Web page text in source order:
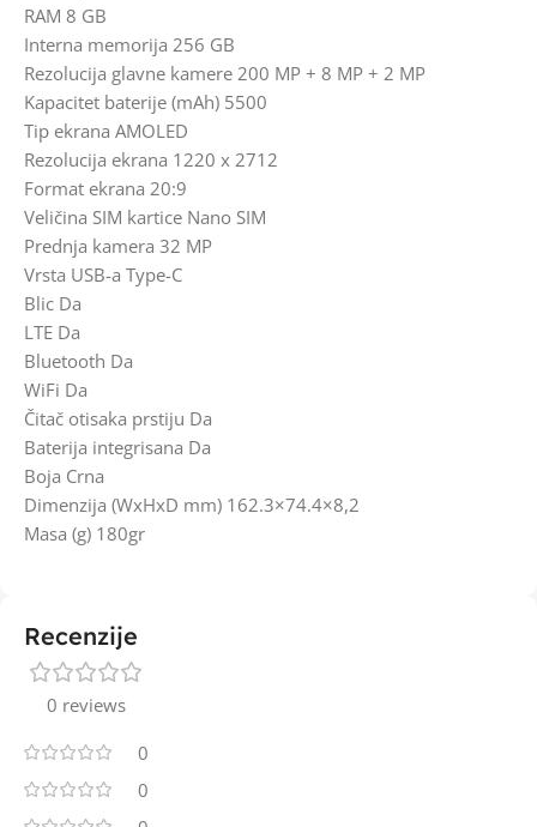
RAM 8 GB
Interna memorija 256 GB
Rezolucija glavne kamere 200 MP + 8 MP + 2 MP
Kapacitet baterije (mAh) 5500
Tip ekrana AMOLED
Rezolucija ekrana 1220 x 2712
Format ekrana 20:9
Veličina SIM kartice Nano SIM
Prednja kamera 32 MP
Vrsta USB-a Type-C
Blic Da
LTE Da
Bluetooth Da
WiFi Da
Čitač otisaka prstiju Da
Baterija integrisana Da
Boja Crna
Dimenzija (WxHxD mm) 162.3×74.4×8,2
Masa (g) 180gr
Recenzije
0 reviews
0
0